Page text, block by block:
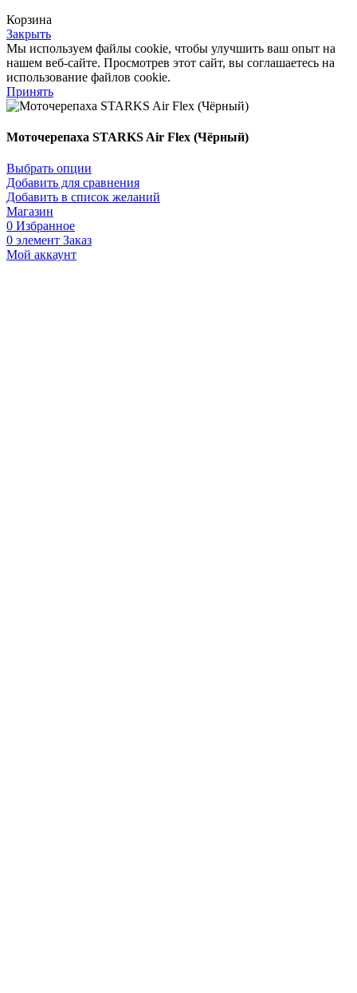
Корзина
Закрыть
Мы используем файлы cookie, чтобы улучшить ваш опыт на
нашем веб-сайте. Просмотрев этот сайт, вы соглашаетесь на
использование файлов cookie.
Принять
Моточерепаха STARKS Air Flex (Чёрный)
Выбрать опции
Добавить для сравнения
Добавить в список желаний
Магазин
0 Избранное
0 элемент Заказ
Мой аккаунт